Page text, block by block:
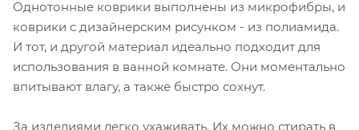
Однотонные коврики выполнены из микрофибры, и
коврики с дизайнерским рисунком - из полиамида.
И тот, и другой материал идеально подходит для
использования в ванной комнате. Они моментально
впитывают влагу, а также быстро сохнут.
За изделиями легко ухаживать. Их можно стирать в